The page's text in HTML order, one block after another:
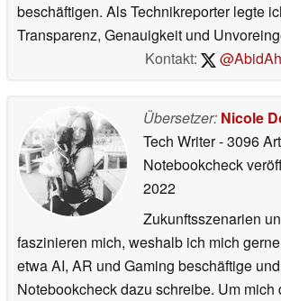
beschäftigen. Als Technikreporter legte
Transparenz, Genauigkeit und
Kontakt:
Übersetzer: Nicole
Tech Writer- 3096
Notebookcheck
2022
Zukunftsszenarien
faszinieren mich, weshalb ich mich
etwa AI, AR und Gaming beschäftige
Notebookcheck dazu schreibe. Um mich